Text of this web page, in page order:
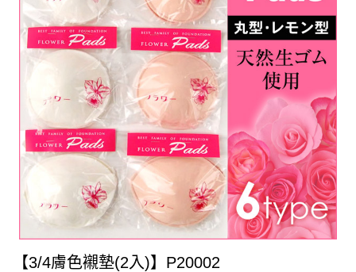
【3/4膚色襯墊(2入)】P20002